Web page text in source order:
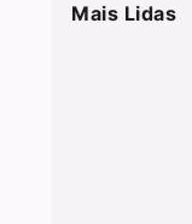
Mais Lidas